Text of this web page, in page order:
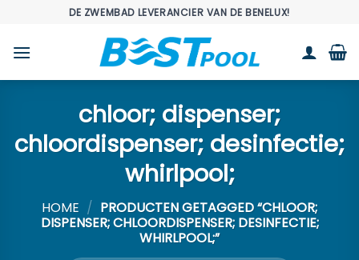
inhoud
DE ZWEMBAD LEVERANCIER VAN DE BENELUX!
chloor; dispenser;
chloordispenser; desinfectie;
whirlpool;
HOME / PRODUCTEN GETAGGED “CHLOOR;
DISPENSER; CHLOORDISPENSER; DESINFECTIE;
WHIRLPOOL;”